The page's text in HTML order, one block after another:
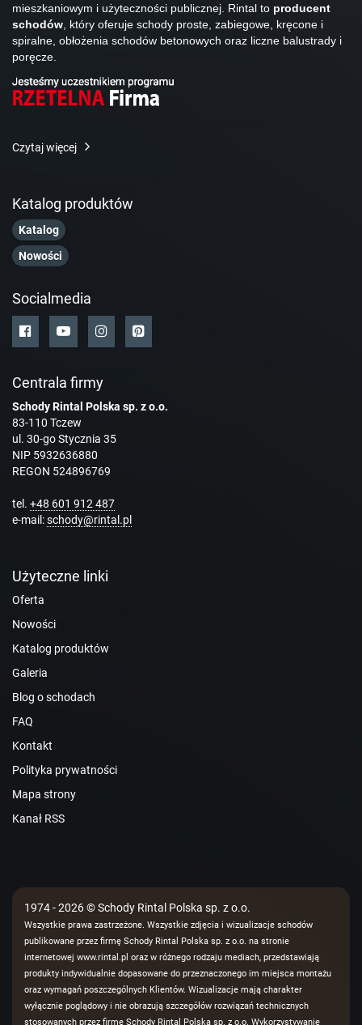
mieszkaniowym i użyteczności publicznej. Rintal to producent
schodów, który oferuje schody proste, zabiegowe, kręcone i
spiralne, obłożenia schodów betonowych oraz liczne balustrady i
poręcze.
Czytaj więcej
Katalog produktów
Katalog
Nowości
Socialmedia
Centrala firmy
Schody Rintal Polska sp. z o.o.
83-110 Tczew
ul. 30-go Stycznia 35
NIP 5932636880
REGON 524896769
tel. +48 601 912 487
e-mail:schody@rintal.pl
Użyteczne linki
Oferta
Nowości
Katalog produktów
Galeria
Blog o schodach
FAQ
Kontakt
Polityka prywatności
Mapa strony
Kanał RSS
1974 - 2026 © Schody Rintal Polska sp. z o.o.
Wszystkie prawa zastrzeżone. Wszystkie zdjęcia i wizualizacje schodów
publikowane przez firmę Schody Rintal Polska sp. z o.o. na stronie
internetowej www.rintal.pl oraz w różnego rodzaju mediach, przedstawiają
produkty indywidualnie dopasowane do przeznaczonego im miejsca montażu
oraz wymagań poszczególnych Klientów. Wizualizacje mają charakter
wyłącznie poglądowy i nie obrazują szczegółów rozwiązań technicznych
stosowanych przez firmę Schody Rintal Polska sp. z o.o. Wykorzystywanie